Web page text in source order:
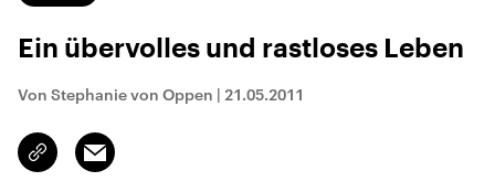
Ein übervolles und rastloses Leben
Von Stephanie von Oppen | 21.05.2011
Link
kopieren/teilen
Email